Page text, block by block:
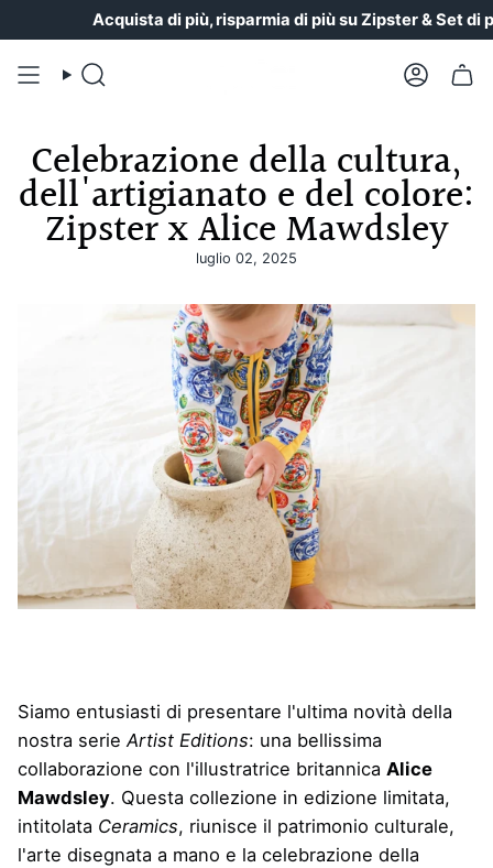
Acquista di più, risparmia di più su Zipster & Set di
Ricerca
Il
Celebrazione della cultura,
dell'artigianato e del colore:
Zipster x Alice Mawdsley
luglio 02, 2025
Siamo entusiasti di presentare l'ultima novità della
nostra serieArtist Editions: una bellissima
collaborazione con l'illustratrice britannica Alice
Mawdsley. Questa collezione in edizione limitata,
intitolata Ceramics, riunisce il patrimonio culturale,
l'arte disegnata a mano e la celebrazione della